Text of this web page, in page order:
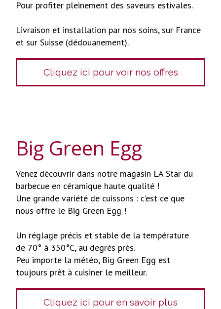
Pour profiter pleinement des saveurs estivales.
Livraison et installation par nos soins, sur France
et sur Suisse (dédouanement).
Cliquez ici pour voir nos offres
Big Green Egg
Venez découvrir dans notre magasin LA Star du
barbecue en céramique haute qualité !
Une grande variété de cuissons : c'est ce que
nous offre le Big Green Egg !
Un réglage précis et stable de la température
de 70° à 350°C, au degrés près.
Peu importe la météo, Big Green Egg est
toujours prêt à cuisiner le meilleur.
Cliquez ici pour en savoir plus